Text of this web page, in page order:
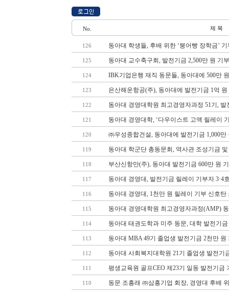
No. 제 목
126 동아대 학생들, 후배 위한 ‘붕어빵 장학금’ 기
125 동아대 교수축구회, 발전기금 2,500만 원 기부
124 IBK기업은행 재직 동문들, 동아대에 500만
123 은산해운항공(주), 동아대에 발전기금 1억 원
122 동아대 경영대학원 최고경영자과정 51기, 발
121 동아대 경영대학, ‘다우이스트 고액 릴레이
120 ㈜우성종합건설, 동아대에 발전기금 1,000만
119 동아대 학군단 총동문회, 역사관 조성기금
118 부산신항만(주), 동아대 발전기금 600만 원
117 동아대 경영대, 발전기금 릴레이 기부자 3·4
116 동아대 경영대, 1천만 원 릴레이 기부 신호탄
115 동아대 경영대학원 최고경영자과정(AMP)
114 동아대 태권도학과 미주 동문, 대학 발전기
113 동아대 MBA 49기 졸업생 발전기금 2천만 원
112 동아대 사회복지대학원 21기 졸업생 발전기
111 평생교육원 골프CEO 제23기 일동 발전기금
110 동문 조흥래 ㈜삼흥기업 회장, 경영대 후배